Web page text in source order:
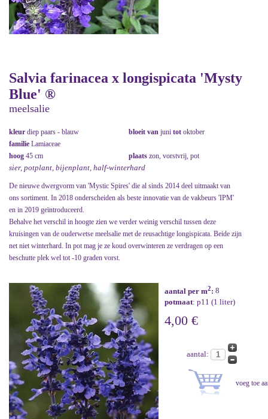
Salvia farinacea x longispicata 'Mysty
Blue' ®
meelsalie
kleur diep paars - blauw bloeit van juni tot oktober
familie Lamiaceae
hoog 45 cm plaats zon, vorstvrij, pot
sier, potplant, bijenplant, half-winterhard
De nieuwe dwergvorm van 'Mystic Spires' die al sinds 2014 deel uitmaakt van
ons sortiment. In 2018 onderscheiden als beste innovatie van de vakbeurs 'IPM'
en in 2019 geïntroduceerd.
Behalve het verschil in hoogte zien we verder weinig verschil tussen deze
kruisingen van de ouderwetse meelsalie met de reusachtige longispicata. Beide zijn
net niet winterhard. In pot mag je ze koud overwinteren ze verdragen op een
beschutte plek wel tot -10 graden vorst.
aantal per m2: 8
potmaat: p11 (1 liter)
4,00 €
aantal: